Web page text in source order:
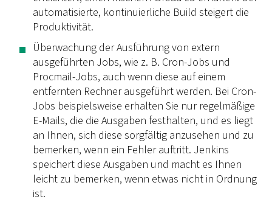
automatisierte, kontinuierliche Build steigert die
Produktivität.
Überwachung der Ausführung von extern
ausgeführten Jobs, wie z. B. Cron-Jobs und
Procmail-Jobs, auch wenn diese auf einem
entfernten Rechner ausgeführt werden. Bei Cron-
Jobs beispielsweise erhalten Sie nur regelmäßige
E-Mails, die die Ausgaben festhalten, und es liegt
an Ihnen, sich diese sorgfältig anzusehen und zu
bemerken, wenn ein Fehler auftritt. Jenkins
speichert diese Ausgaben und macht es Ihnen
leicht zu bemerken, wenn etwas nicht in Ordnung
ist.